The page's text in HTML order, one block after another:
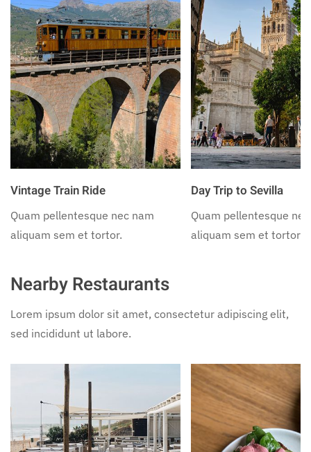
Vintage Train Ride
Quam pellentesque nec nam
aliquam sem et tortor.
Day Trip to Sevilla
Quam pellentesque
aliquam sem et tortor.
Nearby Restaurants
Lorem ipsum dolor sit amet, consectetur adipiscing elit,
sed incididunt ut labore.